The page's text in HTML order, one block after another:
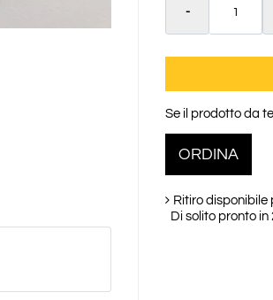
Se il prodotto da
ORDINA
Ritiro disponibile
Di solito pronto in